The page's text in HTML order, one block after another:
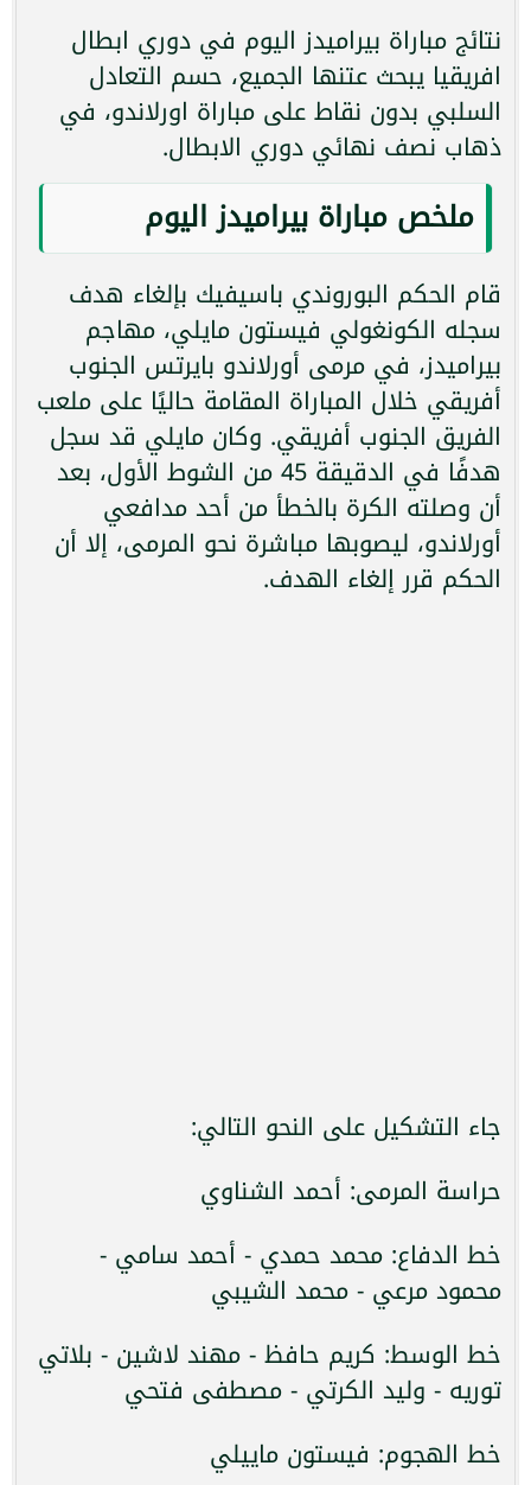
نتائج مباراة بيراميدز اليوم في دوري ابطال
افريقيا يبحث عتنها الجميع، حسم التعادل
السلبي بدون نقاط على مباراة اورلاندو، في
ذهاب نصف نهائي دوري الابطال.
ملخص مباراة بيراميدز اليوم
قام الحكم البوروندي باسيفيك بإلغاء هدف
سجله الكونغولي فيستون مايلي، مهاجم
بيراميدز، في مرمى أورلاندو بايرتس الجنوب
أفريقي خلال المباراة المقامة حاليًا على ملعب
الفريق الجنوب أفريقي. وكان مايلي قد سجل
هدفًا في الدقيقة 45 من الشوط الأول، بعد
أن وصلته الكرة بالخطأ من أحد مدافعي
أورلاندو، ليصوبها مباشرة نحو المرمى، إلا أن
الحكم قرر إلغاء الهدف.
جاء التشكيل على النحو التالي:
حراسة المرمى: أحمد الشناوي
خط الدفاع: محمد حمدي - أحمد سامي -
محمود مرعي - محمد الشيبي
خط الوسط: كريم حافظ - مهند لاشين - بلاتي
توريه - وليد الكرتي - مصطفى فتحي
خط الهجوم: فيستون ماييلي